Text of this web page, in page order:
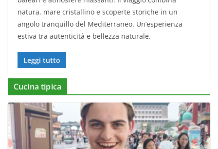
natura, mare cristallino e scoperte storiche in un
angolo tranquillo del Mediterraneo. Un’esperienza
estiva tra autenticità e bellezza naturale.
Leggi tutto
Cucina tipica